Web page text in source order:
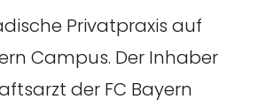
Privatpraxis auf
Campus. Der Inhaber
der FC Bayern